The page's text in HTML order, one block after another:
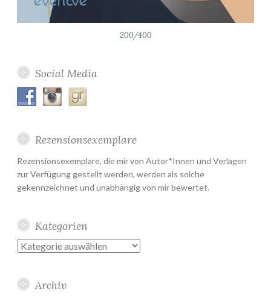
200/400
Social Media
Rezensionsexemplare
Rezensionsexemplare, die mir von Autor*Innen und Verlagen
zur Verfügung gestellt werden, werden als solche
gekennzeichnet und unabhängig von mir bewertet.
Kategorien
Kategorien
Archiv